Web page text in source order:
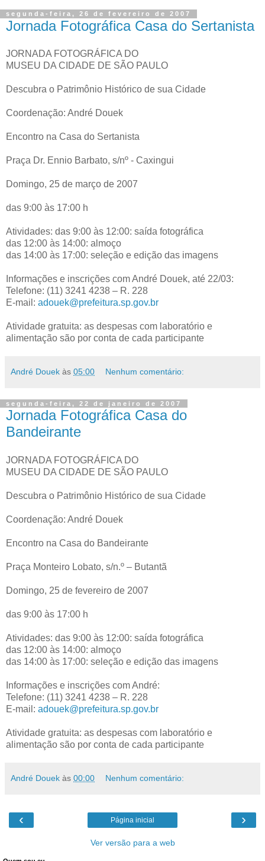
segunda-feira, 26 de fevereiro de 2007
Jornada Fotográfica Casa do Sertanista
JORNADA FOTOGRÁFICA DO
MUSEU DA CIDADE DE SÃO PAULO
Descubra o Patrimônio Histórico de sua Cidade
Coordenação: André Douek
Encontro na Casa do Sertanista
Praça Dr. Ennio Barbato, s/nº - Caxingui
Domingo, 25 de março de 2007
das 9:00 às 17:00 h
Atividades: das 9:00 às 12:00: saída fotográfica
das 12:00 às 14:00: almoço
das 14:00 às 17:00: seleção e edição das imagens
Informações e inscrições com André Douek, até 22/03:
Telefone: (11) 3241 4238 – R. 228
E-mail: adouek@prefeitura.sp.gov.br
Atividade gratuita: as despesas com laboratório e
alimentação são por conta de cada participante
André Douek às 05:00 Nenhum comentário:
segunda-feira, 22 de janeiro de 2007
Jornada Fotográfica Casa do
Bandeirante
JORNADA FOTOGRÁFICA DO
MUSEU DA CIDADE DE SÃO PAULO
Descubra o Patrimônio Histórico de sua Cidade
Coordenação: André Douek
Encontro na Casa do Bandeirante
Praça Monteiro Lobato, s/n.º – Butantã
Domingo, 25 de fevereiro de 2007
das 9:00 às 17:00 h
Atividades: das 9:00 às 12:00: saída fotográfica
das 12:00 às 14:00: almoço
das 14:00 às 17:00: seleção e edição das imagens
Informações e inscrições com André:
Telefone: (11) 3241 4238 – R. 228
E-mail: adouek@prefeitura.sp.gov.br
Atividade gratuita: as despesas com laboratório e
alimentação são por conta de cada participante
André Douek às 00:00 Nenhum comentário:
‹ ›
Página inicial
Ver versão para a web